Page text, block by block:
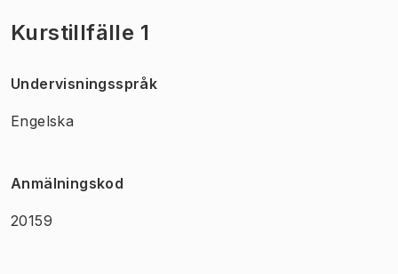
Kurstillfälle 1
Undervisningsspråk
Engelska
Anmälningskod
20159